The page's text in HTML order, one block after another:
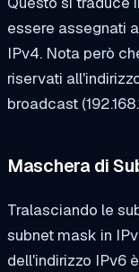
essere assegnati
IPv4. Nota però
riservati
broadcast
Maschera di
Tralasciando le
subnet mask in
dell'indirizzo IPv6